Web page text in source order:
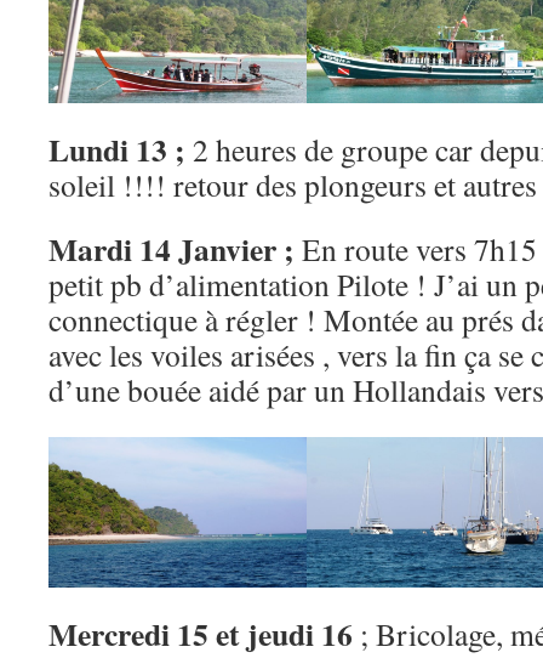
Lundi 13 ; 2 heures de groupe car
soleil !!!! retour des plongeurs et
Mardi 14 Janvier ; En route vers
petit pb d’alimentation Pilote ! J’ai un
connectique à régler ! Montée au prés
avec les voiles arisées , vers la fin ça se
d’une bouée aidé par un Hollandais
Mercredi 15 et jeudi 16 ; Bricolage,